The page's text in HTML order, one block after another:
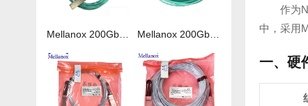
作为
中，采用
一、硬